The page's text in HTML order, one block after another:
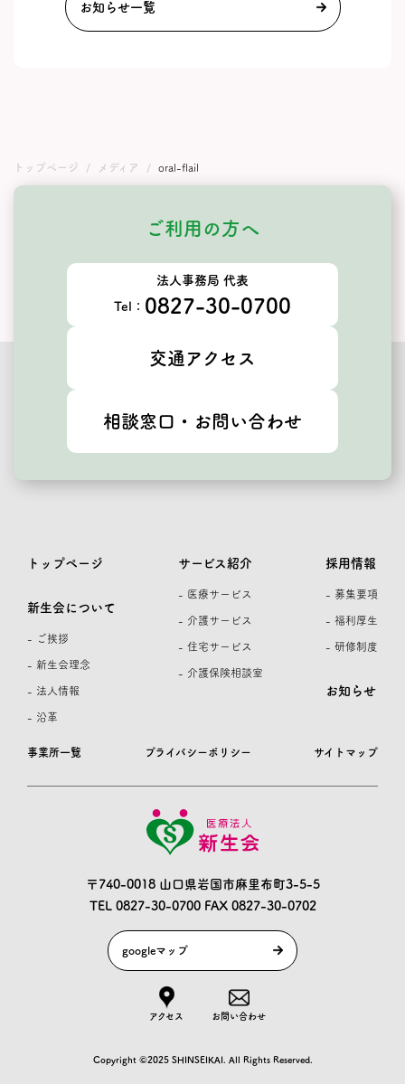
お知らせ一覧
トップページ メディア oral-flail
ご利用の方へ
法人事務局 代表
Tel： 0827-30-0700
交通アクセス
相談窓口・お問い合わせ
〒740-0018 山口県岩国市麻里布町3-5-5
TEL 0827-30-0700FAX 0827-30-0702
googleマップ
アクセス お問い合わせ
事業所一覧 プライバシーポリシー サイトマップ
トップページ
新生会について
- ご挨拶
- 新生会理念
- 法人情報
- 沿革
サービス紹介
- 医療サービス
- 介護サービス
- 住宅サービス
- 介護保険相談室
採用情報
- 募集要項
- 福利厚生
- 研修制度
お知らせ
Copyright ©2025 SHINSEIKAI. All Rights Reserved.